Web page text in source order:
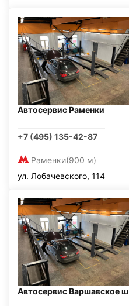
Автосервис Раменки
+7 (495) 135-42-87
Раменки(900 м)
ул. Лобачевского, 114
Автосервис Варшавское ш